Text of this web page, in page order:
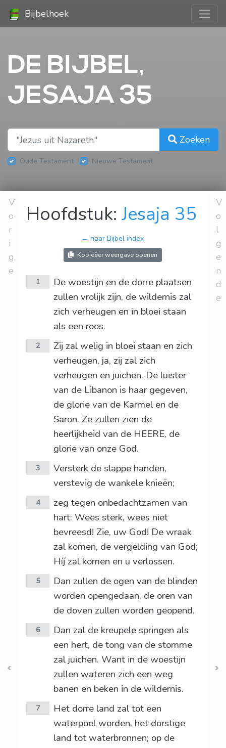
Bijbelhoek
DE BIJBEL,
JESAJA 35
Zoeken
Oude Testament Nieuwe Testament
V
o
r
i
g
e
Hoofdstuk:Jesaja 35
← naar Bijbel index
Kopieëer weergave openen
1
De woestijn en de dorre plaatsen
zullen vrolijk zijn, de wildernis zal
zich verheugen en in bloei staan
als een roos.
2
Zij zal welig in bloei staan en zich
verheugen, ja, zij zal zich
verheugen en juichen. De luister
van de Libanon is haar gegeven,
de glorie van de Karmel en de
Saron. Ze zullen zien de
heerlijkheid van de HEERE, de
glorie van onze God.
3
Versterk de slappe handen,
verstevig de wankele knieën;
4
zeg tegen onbedachtzamen van
hart: Wees sterk, wees niet
bevreesd! Zie, uw God! De wraak
zal komen, de vergelding van God;
Híj zal komen en u verlossen.
5
Dan zullen de ogen van de blinden
worden opengedaan, de oren van
de doven zullen worden geopend.
6
Dan zal de kreupele springen als
een hert, de tong van de stomme
zal juichen. Want in de woestijn
zullen wateren zich een weg
banen en beken in de wildernis.
7
Het dorre land zal tot een
waterpoel worden, het dorstige
land tot waterbronnen; op de
V
o
l
g
e
n
d
e